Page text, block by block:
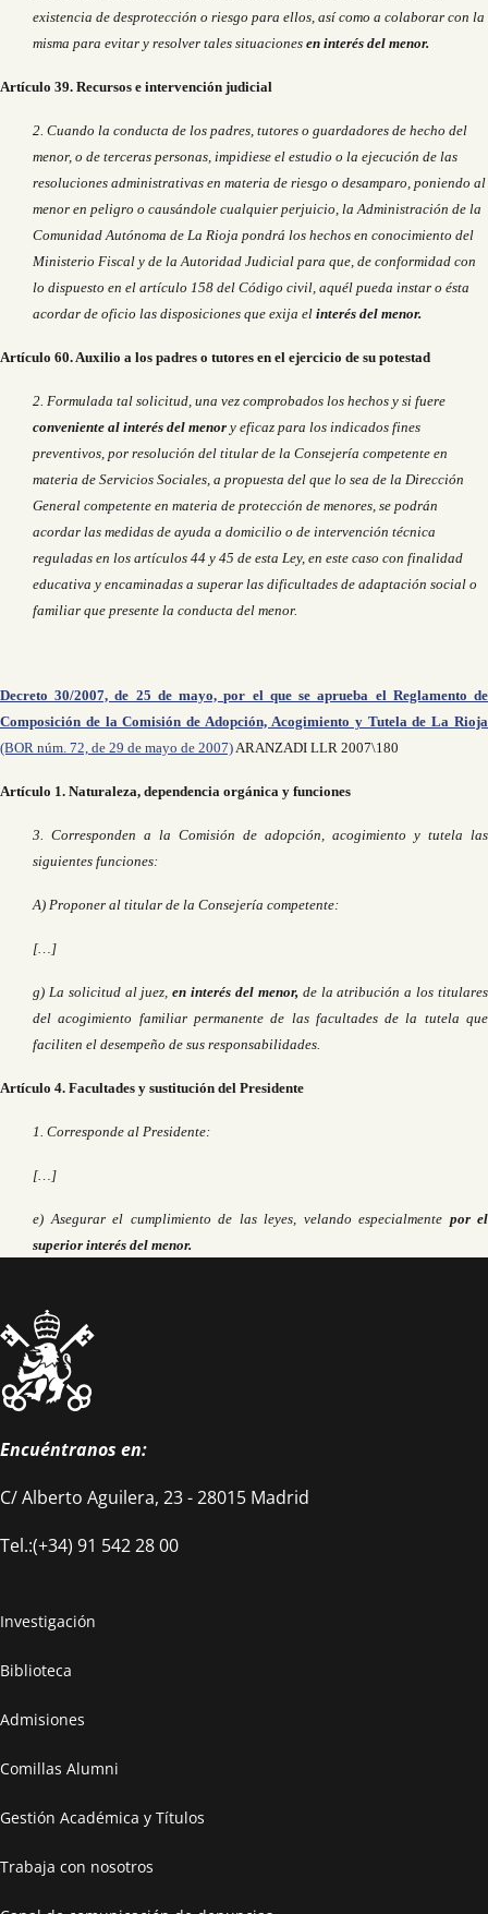
existencia de desprotección o riesgo para ellos, así como a colaborar con la
misma para evitar y resolver tales situaciones en interés del menor.
Artículo 39. Recursos e intervención judicial
2. Cuando la conducta de los padres, tutores o guardadores de hecho del
menor, o de terceras personas, impidiese el estudio o la ejecución de las
resoluciones administrativas en materia de riesgo o desamparo, poniendo al
menor en peligro o causándole cualquier perjuicio, la Administración de la
Comunidad Autónoma de La Rioja pondrá los hechos en conocimiento del
Ministerio Fiscal y de la Autoridad Judicial para que, de conformidad con
lo dispuesto en el artículo 158 del Código civil, aquél pueda instar o ésta
acordar de oficio las disposiciones que exija el interés del menor.
Artículo 60. Auxilio a los padres o tutores en el ejercicio de su potestad
2. Formulada tal solicitud, una vez comprobados los hechos y si fuere
conveniente al interés del menor y eficaz para los indicados fines
preventivos, por resolución del titular de la Consejería competente en
materia de Servicios Sociales, a propuesta del que lo sea de la Dirección
General competente en materia de protección de menores, se podrán
acordar las medidas de ayuda a domicilio o de intervención técnica
reguladas en los artículos 44 y 45 de esta Ley, en este caso con finalidad
educativa y encaminadas a superar las dificultades de adaptación social o
familiar que presente la conducta del menor.
Decreto 30/2007, de 25 de mayo, por el que se aprueba el Reglamento de
Composición de la Comisión de Adopción, Acogimiento y Tutela de La Rioja
(BOR núm. 72, de 29 de mayo de 2007)ARANZADI LLR 2007\180
Artículo 1. Naturaleza, dependencia orgánica y funciones
3. Corresponden a la Comisión de adopción, acogimiento y tutela las
siguientes funciones:
A) Proponer al titular de la Consejería competente:
[…]
g) La solicitud al juez,en interés del menor,de la atribución a los titulares
del acogimiento familiar permanente de las facultades de la tutela que
faciliten el desempeño de sus responsabilidades.
Artículo 4. Facultades y sustitución del Presidente
1. Corresponde al Presidente:
[…]
e) Asegurar el cumplimiento de las leyes, velando especialmente por el
superior interés del menor.
Encuéntranos en:
C/ Alberto Aguilera, 23 - 28015 Madrid
Tel.:(+34) 91 542 28 00
Investigación
Biblioteca
Admisiones
Comillas Alumni
Gestión Académica y Títulos
Trabaja con nosotros